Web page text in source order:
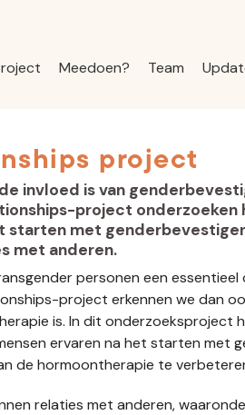
Meedoen? Team
project
invloed is van
project
starten met
met anderen.
personen een essentieel
project erkennen we dan
is. In dit onderzoeksproject
ervaren na het starten met
de hormoontherapie te
relaties met anderen,